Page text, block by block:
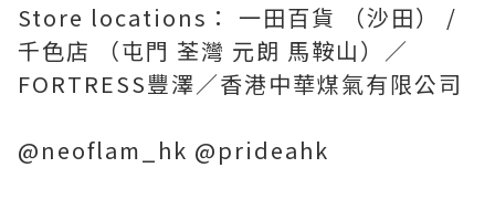
Store locations： 一田百貨 （沙田） /
千色店 （屯門 荃灣 元朗 馬鞍山）／
FORTRESS豐澤／香港中華煤氣有限公司
@neoflam_hk @prideahk